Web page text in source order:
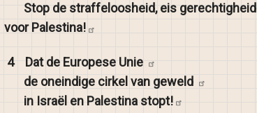
Stop de straffeloosheid, eis gerechtigheid
voorPalestina!
4 Dat de Europese Unie
de oneindige cirkel van geweld
in Israël en Palestina stopt!